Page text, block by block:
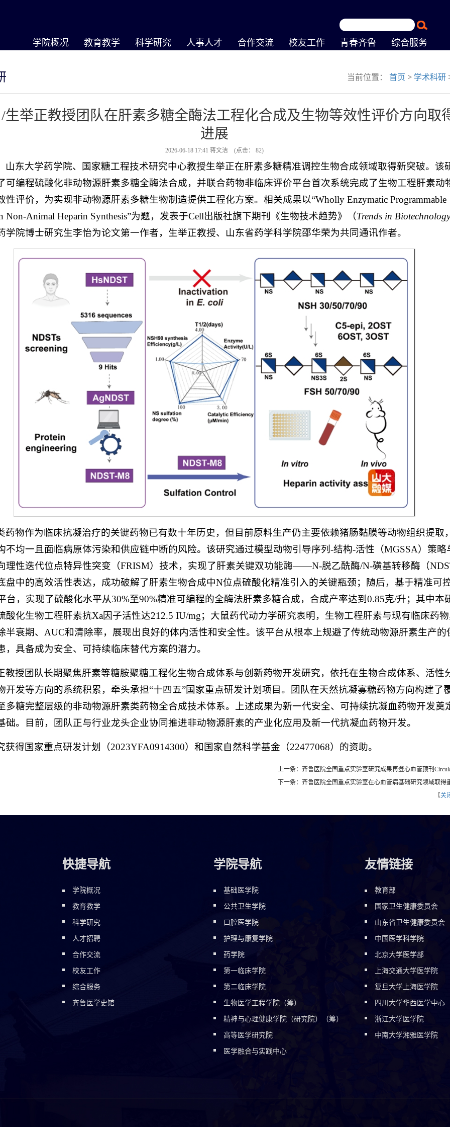
学院概况 教育教学 科学研究 人事人才 合作交流 校友工作 青春齐鲁 综合服务
当前位置： 首页 > 学术科研
生举正教授团队在肝素多糖全酶法工程化合成及生物等效性评价方向取
进展
2026-06-18 17:41 蒋文洁 (点击： 82)
山东大学药学院、国家糖工程技术研究中心教授生举正在肝素多糖精准调控生物合成领域取得新突破。该
可编程硫酸化非动物源肝素多糖全酶法合成，并联合药物非临床评价平台首次系统完成了生物工程肝素动
性评价，为实现非动物源肝素多糖生物制造提供工程化方案。相关成果以“Wholly Enzymatic Programmable
Non-Animal Heparin Synthesis”为题，发表于Cell出版社旗下期刊《生物技术趋势》（Trends in Biotechnology
学院博士研究生李怡为论文第一作者，生举正教授、山东省药学科学院邵华荣为共同通讯作者。
药物作为临床抗凝治疗的关键药物已有数十年历史，但目前原料生产仍主要依赖猪肠黏膜等动物组织提取
不均一且面临病原体污染和供应链中断的风险。该研究通过模型动物引导序列-结构-活性（MGSSA）策略
理性迭代位点特异性突变（FRISM）技术，实现了肝素关键双功能酶——N-脱乙酰酶/N-磺基转移酶（
盘中的高效活性表达，成功破解了肝素生物合成中N位点硫酸化精准引入的关键瓶颈；随后，基于精准可
台，实现了硫酸化水平从30%至90%精准可编程的全酶法肝素多糖合成，合成产率达到0.85克/升；其中本
酸化生物工程肝素抗Xa因子活性达212.5 IU/mg；大鼠药代动力学研究表明，生物工程肝素与现有临床药
半衰期、AUC和清除率，展现出良好的体内活性和安全性。该平台从根本上规避了传统动物源肝素生产的
，具备成为安全、可持续临床替代方案的潜力。
教授团队长期聚焦肝素等糖胺聚糖工程化生物合成体系与创新药物开发研究，依托在生物合成体系、活性
开发等方向的系统积累，牵头承担“十四五”国家重点研发计划项目。团队在天然抗凝寡糖药物方向构建了
多糖完整层级的非动物源肝素类药物全合成技术体系。上述成果为新一代安全、可持续抗凝血药物开发奠
础。目前，团队正与行业龙头企业协同推进非动物源肝素的产业化应用及新一代抗凝血药物开发。
获得国家重点研发计划（2023YFA0914300）和国家自然科学基金（22477068）的资助。
上一条：齐鲁医院全国重点实验室研究成果再登心血管顶刊
下一条：齐鲁医院全国重点实验室在心血管病基础研究领域取得
【关
快捷导航
学院概况
教育教学
科学研究
人才招聘
合作交流
校友工作
综合服务
齐鲁医学史馆
学院导航
基础医学院
公共卫生学院
口腔医学院
护理与康复学院
药学院
第一临床学院
第二临床学院
生物医学工程学院（筹）
精神与心理健康学院（研究院）（筹）
高等医学研究院
医学融合与实践中心
友情链接
教育部
国家卫生健康委员会
山东省卫生健康委员会
中国医学科学院
北京大学医学部
上海交通大学医学院
复旦大学上海医学院
四川大学华西医学中心
浙江大学医学院
中南大学湘雅医学院